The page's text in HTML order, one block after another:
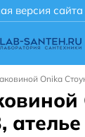
версия сайта
Onika